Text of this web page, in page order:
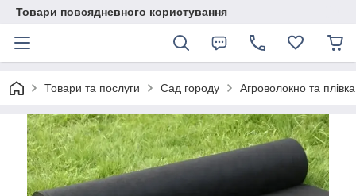
Товари повсядневного користування
Товари та послуги Сад городу Агроволокно та плівка